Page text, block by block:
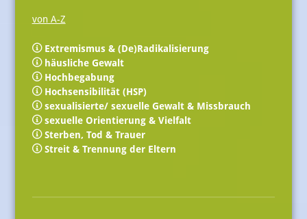
von A-Z
Extremismus & (De)Radikalisierung
häusliche Gewalt
Hochbegabung
Hochsensibilität (HSP)
sexualisierte/ sexuelle Gewalt & Missbrauch
sexuelle Orientierung & Vielfalt
Sterben, Tod & Trauer
Streit & Trennung der Eltern